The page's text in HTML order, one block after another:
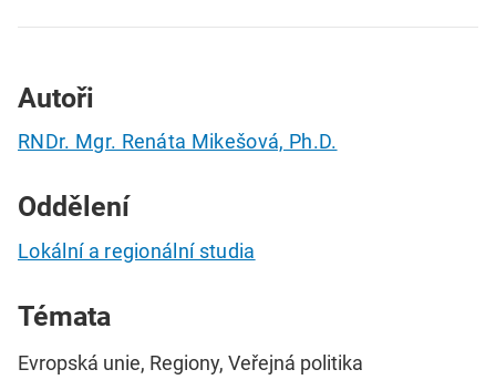
Autoři
RNDr. Mgr. Renáta Mikešová, Ph.D.
Oddělení
Lokální a regionální studia
Témata
Evropská unie, Regiony, Veřejná politika